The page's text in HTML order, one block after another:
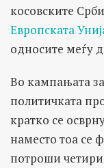
косовските
Европската
односите меѓу
Во кампањата
политичката
кратко се
наместо тоа се
потроши четири